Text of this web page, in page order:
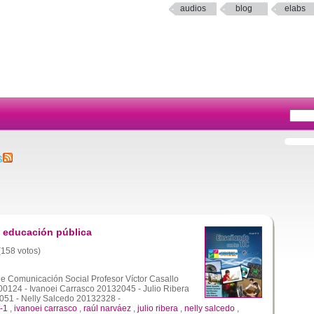
audios blog elabs
educación pública
votos)
Comunicación Social Profesor Víctor Casallo
- Ivanoei Carrasco 20132045 - Julio Ribera
- Nelly Salcedo 20132328 -
1 , ivanoei carrasco , raúl narváez , julio ribera , nelly salcedo ,